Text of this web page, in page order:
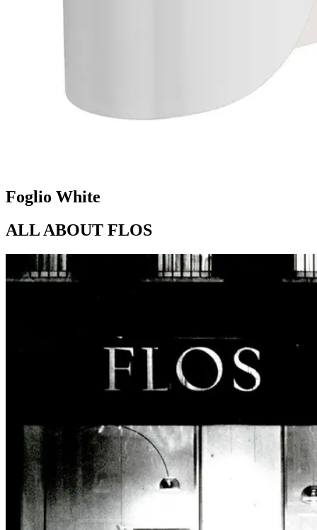
Foglio White
ALL ABOUT FLOS